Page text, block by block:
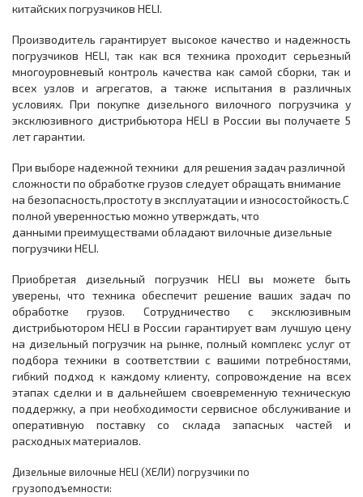
китайских погрузчиков HELI.
Производитель гарантирует высокое качество и надежность
погрузчиков HELI, так как вся техника проходит серьезный
многоуровневый контроль качества как самой сборки, так и
всех узлов и агрегатов, а также испытания в различных
условиях. При покупке дизельного вилочного погрузчика у
эксклюзивного дистрибьютора HELI в России вы получаете 5
лет гарантии.
При выборе надежной техники для решения задач различной
сложности по обработке грузов следует обращать внимание
на безопасность,простоту в эксплуатации и износостойкость.С
полной уверенностью можно утверждать, что
данными преимуществами обладают вилочные дизельные
погрузчики HELI.
Приобретая дизельный погрузчик HELI вы можете быть
уверены, что техника обеспечит решение ваших задач по
обработке грузов. Сотрудничество с эксклюзивным
дистрибьютором HELI в России гарантирует вам лучшую цену
на дизельный погрузчик на рынке, полный комплекс услуг от
подбора техники в соответствии с вашими потребностями,
гибкий подход к каждому клиенту, сопровождение на всех
этапах сделки и в дальнейшем своевременную техническую
поддержку, а при необходимости сервисное обслуживание и
оперативную поставку со склада запасных частей и
расходных материалов.
Дизельные вилочные HELI (ХЕЛИ) погрузчики по
грузоподъемности: